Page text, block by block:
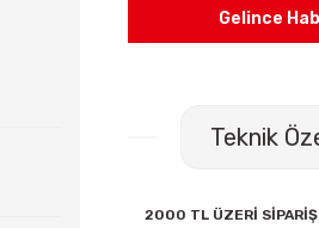
Gelince
Teknik
2000 TL ÜZERİ